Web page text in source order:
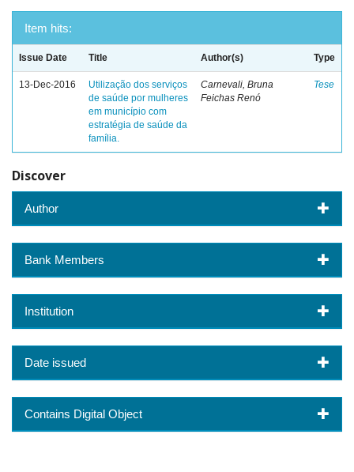
Item hits:
Issue Date Title Author(s) Type
13-Dec-2016
Utilização dos serviços
de saúde por mulheres
em município com
estratégia de saúde da
família.
Carnevali, Bruna
Feichas Renó
Tese
Discover
Author
Bank Members
Institution
Date issued
Contains Digital Object